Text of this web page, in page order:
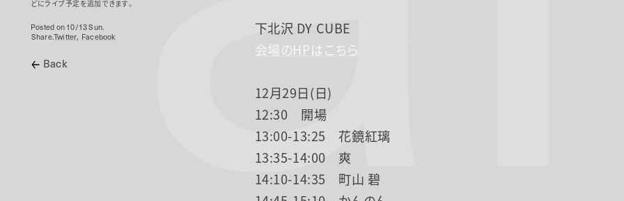
どにライブ予定を追加できます。
Posted on 10/13 Sun.
Share.Twitter Facebook
Back
下北沢 DY CUBE
会場のHPはこちら
12月29日(日)
12:30 開場
13:00-13:25 花鏡紅璃
13:35-14:00 爽
14:10-14:35 町山 碧